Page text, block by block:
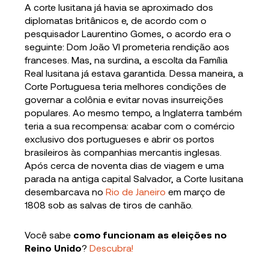
A corte lusitana já havia se aproximado dos
diplomatas britânicos e, de acordo com o
pesquisador Laurentino Gomes, o acordo era o
seguinte: Dom João VI prometeria rendição aos
franceses. Mas, na surdina, a escolta da Família
Real lusitana já estava garantida. Dessa maneira, a
Corte Portuguesa teria melhores condições de
governar a colônia e evitar novas insurreições
populares. Ao mesmo tempo, a Inglaterra também
teria a sua recompensa: acabar com o comércio
exclusivo dos portugueses e abrir os portos
brasileiros às companhias mercantis inglesas.
Após cerca de noventa dias de viagem e uma
parada na antiga capital Salvador, a Corte lusitana
desembarcava noRio de Janeiro em março de
1808 sob as salvas de tiros de canhão.
Você sabe como funcionam as eleições no
Reino Unido?Descubra!